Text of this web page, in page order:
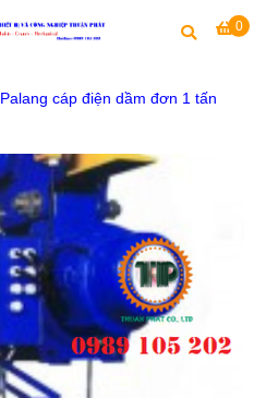
0
Palang cáp điện dầm đơn 1 tấn